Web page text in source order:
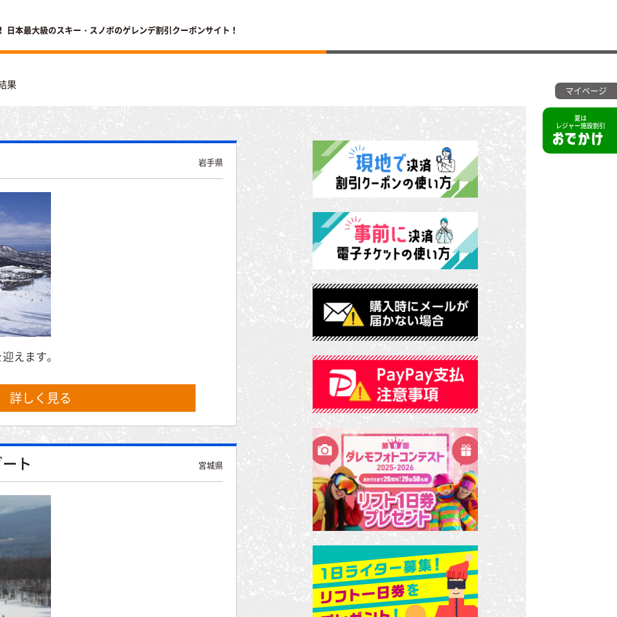
日本最大級のスキー・スノボのゲレンデ割引クーポンサイト！
夏は
レジャー施設割引
マイページ
果
岩手県
えます。
詳しく見る
ト 宮城県